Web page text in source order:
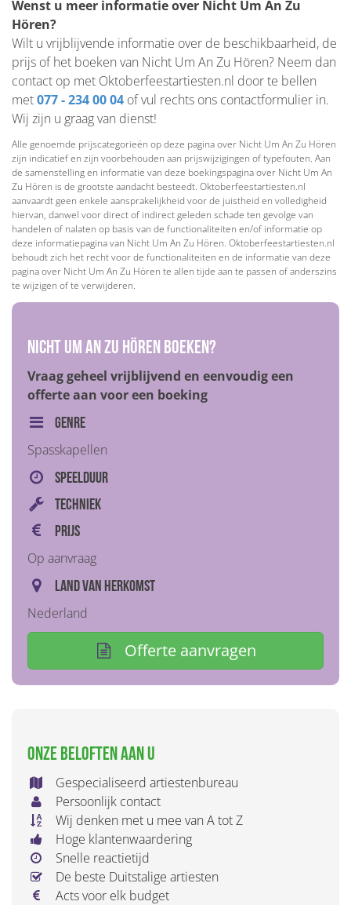
Wenst u meer informatie over Nicht Um An Zu
Hören?
Wilt u vrijblijvende informatie over de beschikbaarheid, de
prijs of het boeken van Nicht Um An Zu Hören? Neem dan
contact op met Oktoberfeestartiesten.nl door te bellen
met077 - 234 00 04 of vul rechts ons contactformulier in.
Wij zijn u graag van dienst!
Alle genoemde prijscategorieën op deze pagina over Nicht Um An Zu Hören
zijn indicatief en zijn voorbehouden aan prijswijzigingen of typefouten. Aan
de samenstelling en informatie van deze boekingspagina over Nicht Um An
Zu Hören is de grootste aandacht besteedt. Oktoberfeestartiesten.nl
aanvaardt geen enkele aansprakelijkheid voor de juistheid en volledigheid
hiervan, danwel voor direct of indirect geleden schade ten gevolge van
handelen of nalaten op basis van de functionaliteiten en/of informatie op
deze informatiepagina van Nicht Um An Zu Hören. Oktoberfeestartiesten.nl
behoudt zich het recht voor de functionaliteiten en de informatie van deze
pagina over Nicht Um An Zu Hören te allen tijde aan te passen of anderszins
te wijzigen of te verwijderen.
Nicht Um An Zu Hören boeken?
Vraag geheel vrijblijvend en eenvoudig een
offerte aan voor een boeking
Genre
Spasskapellen
Speelduur
Techniek
Prijs
Op aanvraag
Land van herkomst
Nederland
Offerte aanvragen
Onze beloften aan u
Gespecialiseerd artiestenbureau
Persoonlijk contact
Wij denken met u mee van A tot Z
Hoge klantenwaardering
Snelle reactietijd
De beste Duitstalige artiesten
Acts voor elk budget